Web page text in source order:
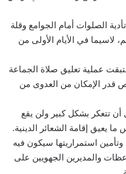
الصلوات أمام الجوامع وقلة
لاسيما في الأيام الأولى من
عملية تعليق صلاة الجماعة
قدر الإمكان من العدوى من
تتعكر بشكل كبير ولن يقع
يعيق إقامة الشعائر الدينية.
استمراريتها سيكون فيه
والمديرين الجهويين على